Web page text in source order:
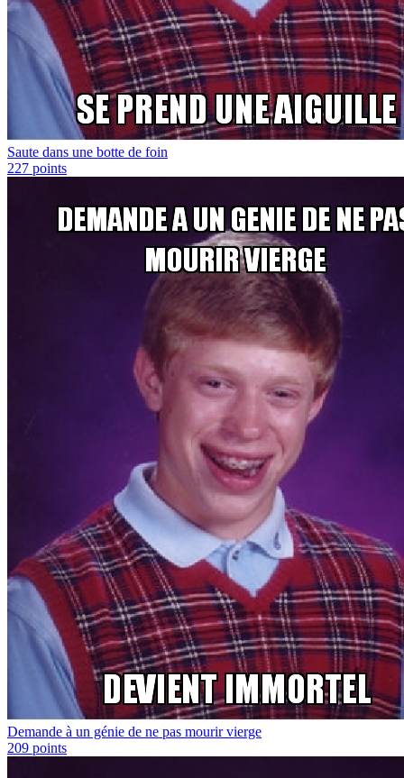
Saute dans une botte de foin
227 points
Demande à un génie de ne pas mourir vierge
209 points